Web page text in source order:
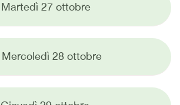
Martedì 27 ottobre
Mercoledì 28 ottobre